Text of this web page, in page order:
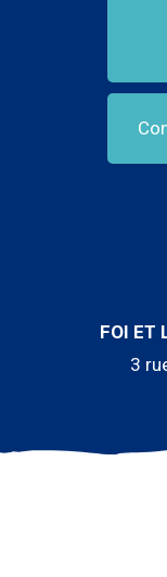
FOI ET
3